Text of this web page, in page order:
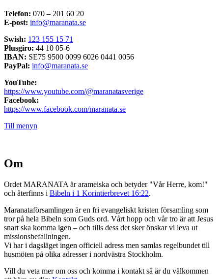
Telefon: 070 – 201 60 20
E-post: info@maranata.se
Swish: 123 155 15 71
Plusgiro: 44 10 05-6
IBAN: SE75 9500 0099 6026 0441 0056
PayPal: info@maranata.se
YouTube:
https://www.youtube.com/@maranatasverige
Facebook:
https://www.facebook.com/maranata.se
Till menyn
Om
Ordet MARANATA är arameiska och betyder "Vår Herre, kom!"
och återfinns i Bibeln i 1 Korintierbrevet 16:22.
Maranataförsamlingen är en fri evangeliskt kristen församling som
tror på hela Bibeln som Guds ord. Vårt hopp och vår tro är att Jesus
snart ska komma igen – och tills dess det sker önskar vi leva ut
missionsbefallningen.
Vi har i dagsläget ingen officiell adress men samlas regelbundet till
husmöten på olika adresser i nordvästra Stockholm.
Vill du veta mer om oss och komma i kontakt så är du välkommen